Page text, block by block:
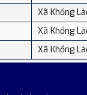
Xã Khổng
Xã Khổng
Xã Khổng